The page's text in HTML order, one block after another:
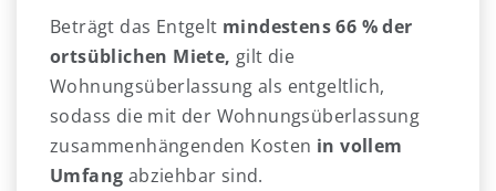
Beträgt das Entgelt mindestens 66 % der
ortsüblichen Miete, gilt die
Wohnungsüberlassung als entgeltlich,
sodass die mit der Wohnungsüberlassung
zusammenhängenden Kosten in vollem
Umfang abziehbar sind.